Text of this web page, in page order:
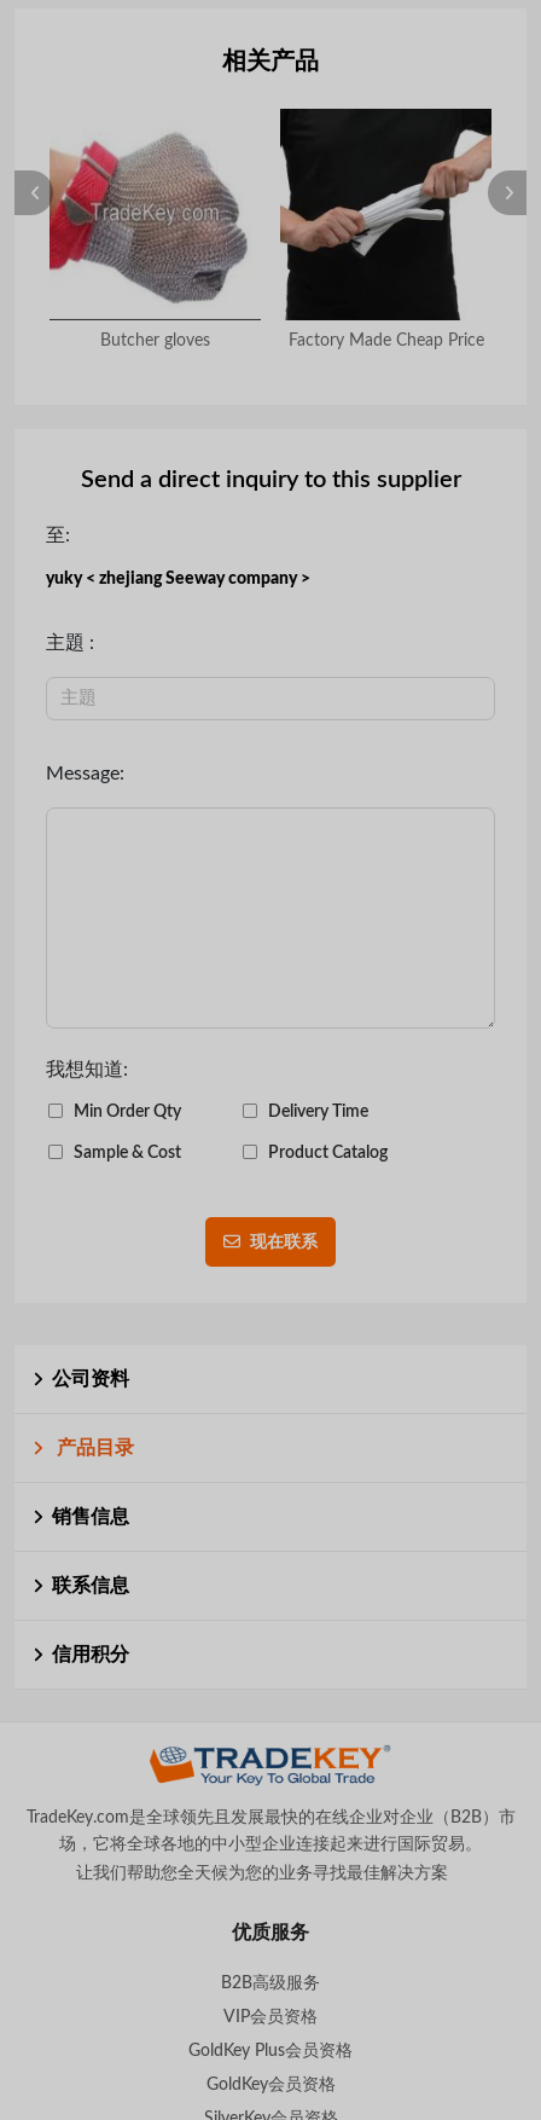
相关产品
Butcher gloves Factory Made Cheap Price
Send a direct inquiry to this supplier
至:
yuky < zhejiang Seeway company >
主題 :
Message:
我想知道:
Min Order Qty Delivery Time
Sample & Cost Product Catalog
现在联系
公司资料
产品目录
销售信息
联系信息
信用积分
TradeKey.com是全球领先且发展最快的在线企业对企业（B2B）市
场，它将全球各地的中小型企业连接起来进行国际贸易。
让我们帮助您全天候为您的业务寻找最佳解决方案
优质服务
B2B高级服务
VIP会员资格
GoldKey Plus会员资格
GoldKey会员资格